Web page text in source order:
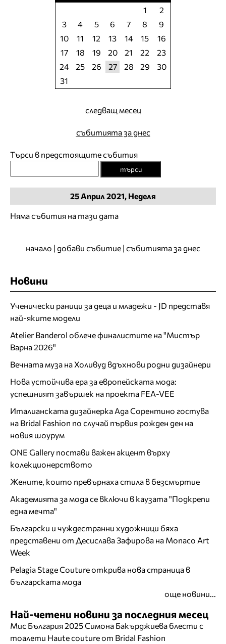
1
2
3
4 5 6 7 8
9
10
11 12 13 14 15
16
17
18 19 20 21 22
23
24
25 26 27 28 29
30
31
следващ месец
събитията за днес
Търси в предстоящите събития
търси
25Април 2021, Неделя
Няма събития на тази дата
начало | добави събитие | събитията за днес
Новини
Ученически раници за деца и младежи - JD представя
най-яките модели
Atelier Banderol облече финалистите на "Мистър
Варна 2026"
Вечната муза на Холивуд вдъхнови родни дизайнери
Нова устойчива ера за европейската мода:
успешният завършек на проекта FEA-VEE
Италианската дизайнерка Ада Сорентино гостува
на Bridal Fashion по случай първия рожден ден на
новия шоурум
ONE Gallery постави важен акцент върху
колекционерството
Жените, които превърнаха стила в безсмъртие
Академията за мода се включи в каузата "Подкрепи
една мечта"
Български и чуждестранни художници бяха
представени от Десислава Зафирова на Monaco Art
Week
Pelagia Stage Couture открива нова страница в
българската мода
още новини...
Най-четени новини за последния месец
Мис България 2025 Симона Бакърджиева блести с
тоалети Haute couture от Bridal Fashion